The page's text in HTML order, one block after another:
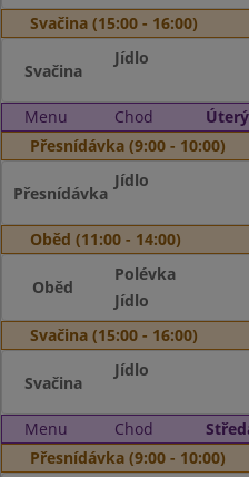
Svačina (15:00 - 16:00)
Svačina
Jídlo
Menu Chod
Přesnídávka (9:00 - 10:00)
Přesnídávka
Jídlo
Oběd (11:00 - 14:00)
Oběd
Polévka
Jídlo
Svačina (15:00 - 16:00)
Svačina
Jídlo
Menu Chod
Přesnídávka (9:00 - 10:00)